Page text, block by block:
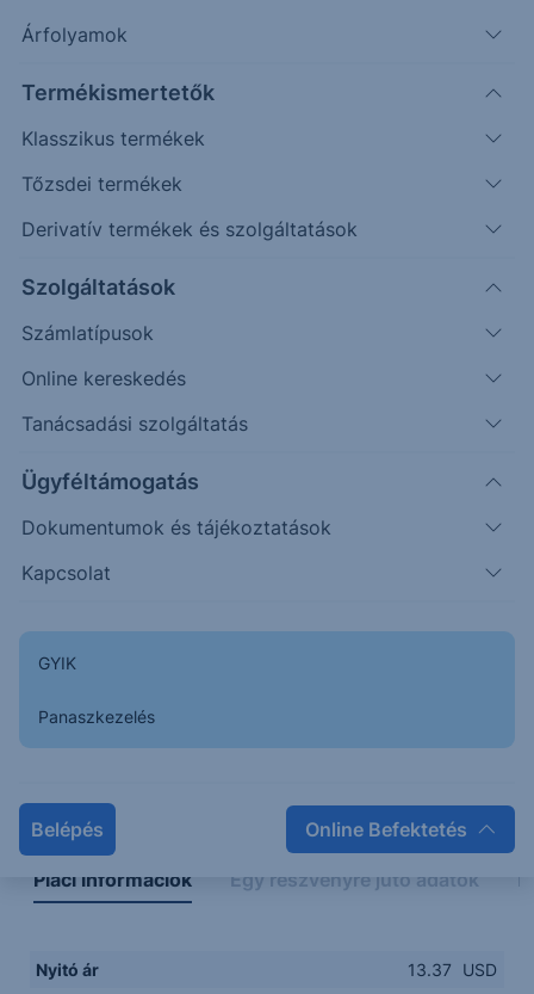
Árfolyamok
Termékismertetők
Klasszikus termékek
Tőzsdei termékek
Derivatív termékek és szolgáltatások
Szolgáltatások
Számlatípusok
Online kereskedés
Tanácsadási szolgáltatás
Ügyféltámogatás
Dokumentumok és tájékoztatások
Kapcsolat
GYIK
Panaszkezelés
Belépés Online Befektetés
12.5000
13.2500
Napon belüli Historikus
Piaci információk Egy részvényre jutó adatok
Nyitó ár 13.37
USD